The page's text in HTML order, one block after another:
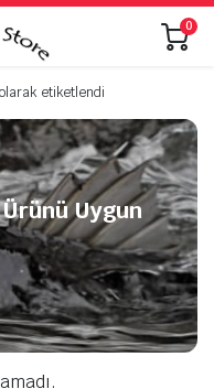
0
olarak etiketlendi
Uygun